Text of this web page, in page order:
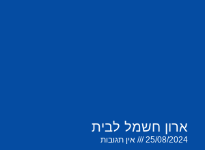
ארון חשמל לבית
25/08/2024 אין תגובות